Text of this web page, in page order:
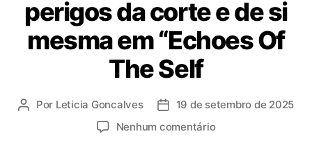
K
r
i
a
perigos da corte e de si
mesma em “Echoes Of
The Self
A Por Leticia Goncalves
D 19 de setembro de 2025
Nenhum comentárioe